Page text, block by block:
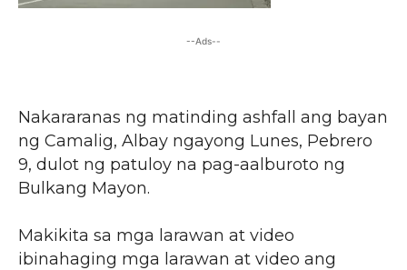
--Ads--
Nakararanas ng matinding ashfall ang bayan
ng Camalig, Albay ngayong Lunes, Pebrero
9, dulot ng patuloy na pag-aalburoto ng
Bulkang Mayon.
Makikita sa mga larawan at video
ibinahaging mga larawan at video ang